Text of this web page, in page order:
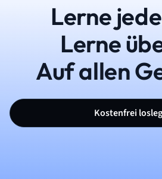
Lerne
Lerne
Auf allen
Kostenfrei